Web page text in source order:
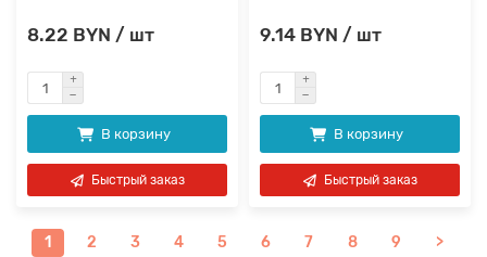
8.22 BYN / шт
В корзину
Быстрый заказ
9.14 BYN / шт
В корзину
Быстрый заказ
1 2 3 4 5 6 7 8 9 >